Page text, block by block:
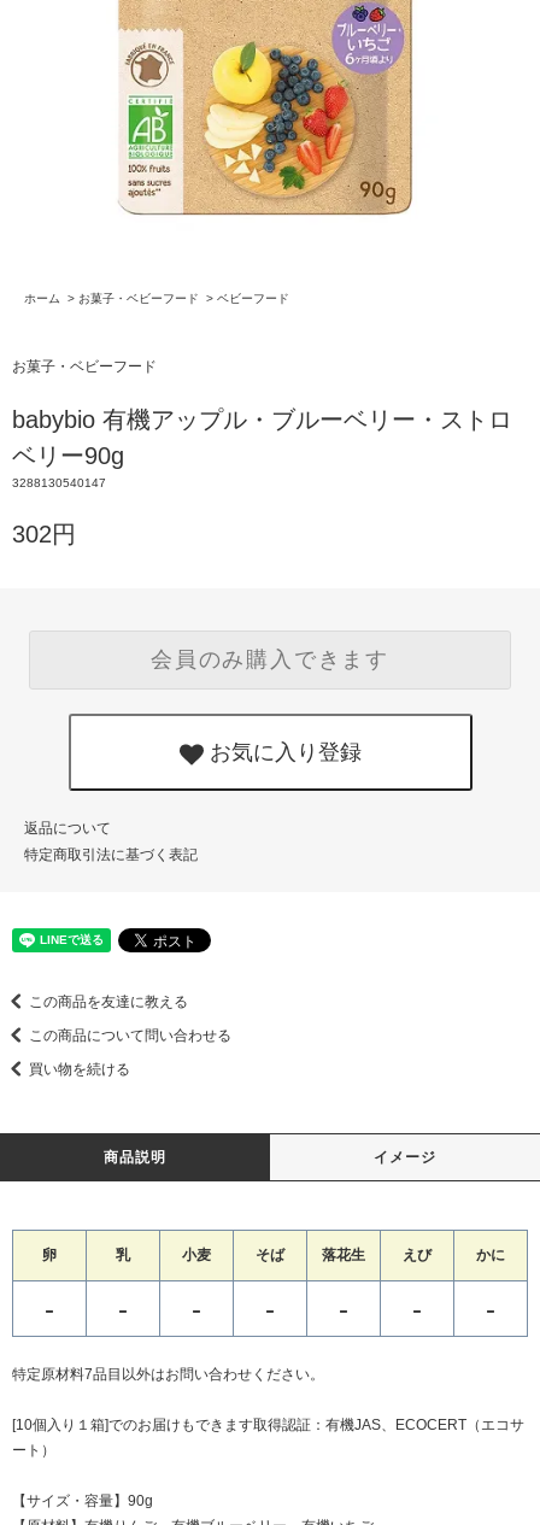
ホーム > お菓子・ベビーフード > ベビーフード
お菓子・ベビーフード
babybio 有機アップル・ブルーベリー・ストロ
ベリー90g
3288130540147
302円
会員のみ購入できます
お気に入り登録
返品について
特定商取引法に基づく表記
この商品を友達に教える
この商品について問い合わせる
買い物を続ける
商品説明 イメージ
卵 乳 小麦 そば 落花生 えび かに
- - - - - - -
特定原材料7品目以外はお問い合わせください。
[10個入り１箱]でのお届けもできます取得認証：有機JAS、ECOCERT（エコサ
ート）
【サイズ・容量】90g